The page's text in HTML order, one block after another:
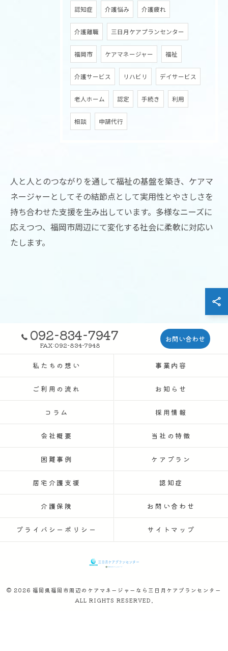
認知症 介護悩み 介護疲れ
介護離職 三日月ケアプランセンター
福岡市 ケアマネージャー 福祉
介護サービス リハビリ デイサービス
老人ホーム 認定 手続き 利用
相談 申請代行
人と人とのつながりを通して福祉の基盤を築き、ケアマ
ネージャーとしてその結節点として実用性とやさしさを
持ち合わせた支援を生み出しています。多様なニーズに
応えつつ、福岡市周辺にて変化する社会に柔軟に対応い
たします。
092-834-7947
FAX:092-834-7948
お問い合わせ
私たちの想い 事業内容
ご利用の流れ お知らせ
コラム 採用情報
会社概要 当社の特徴
困難事例 ケアプラン
居宅介護支援 認知症
介護保険 お問い合わせ
プライバシーポリシー サイトマップ
© 2026 福岡県福岡市周辺のケアマネージャーなら三日月ケアプランセンター
ALL RIGHTS RESERVED.
お問い合わせはこちら